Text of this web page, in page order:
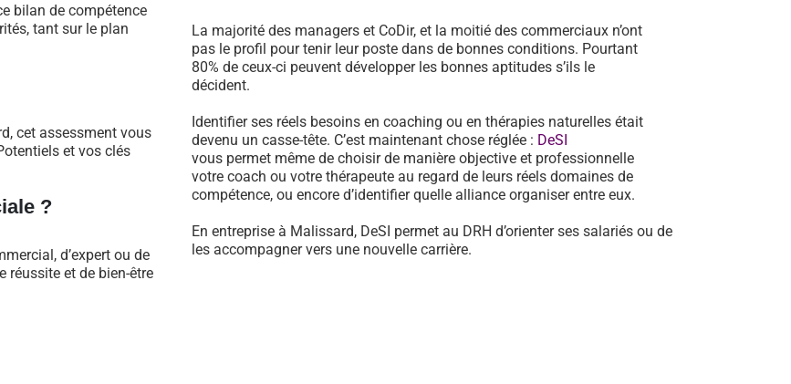
bilan de compétence
tant sur le plan
cet assessment vous
et vos clés
?
d’expert ou de
réussite et de bien-être
La majorité des managers et CoDir, et la moitié des commerciaux n’ont
pas le profil pour tenir leur poste dans de bonnes conditions. Pourtant
80% de ceux-ci peuvent développer les bonnes aptitudes s’ils le
décident.
Identifier ses réels besoins en coaching ou en thérapies naturelles était
devenu un casse-tête. C’est maintenant chose réglée : DeSI
vous permet même de choisir de manière objective et professionnelle
votre coach ou votre thérapeute au regard de leurs réels domaines de
compétence, ou encore d’identifier quelle alliance organiser entre eux.
En entreprise à Malissard, DeSI permet au DRH d’orienter ses salariés ou de
les accompagner vers une nouvelle carrière.